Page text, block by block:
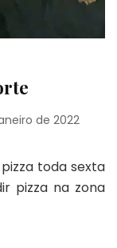
de 2022
toda sexta
pizza na zona